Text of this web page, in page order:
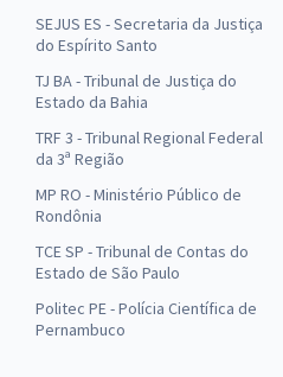
SEJUS ES - Secretaria da Justiça
do Espírito Santo
TJ BA - Tribunal de Justiça do
Estado da Bahia
TRF 3 - Tribunal Regional Federal
da 3ª Região
MP RO - Ministério Público de
Rondônia
TCE SP - Tribunal de Contas do
Estado de São Paulo
Politec PE - Polícia Científica de
Pernambuco